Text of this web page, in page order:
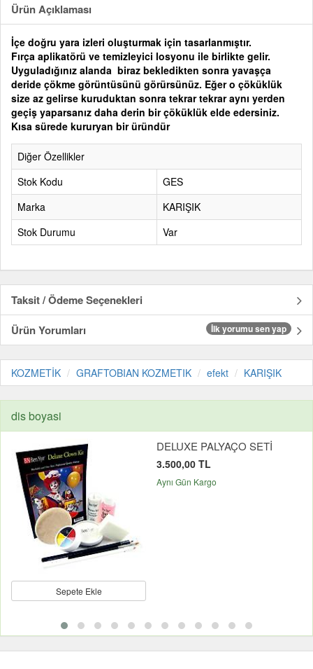
Ürün Açıklaması
İçe doğru yara izleri oluşturmak için tasarlanmıştır.
Fırça aplikatörü ve temizleyici losyonu ile birlikte gelir.
Uyguladığınız alanda biraz bekledikten sonra yavaşça
deride çökme görüntüsünü görürsünüz. Eğer o çöküklük
size az gelirse kuruduktan sonra tekrar tekrar aynı yerden
geçiş yaparsanız daha derin bir çöküklük elde edersiniz.
Kısa sürede kururyan bir üründür
Diğer Özellikler
Stok Kodu
GES
Marka
KARIŞIK
Stok Durumu
Var
Taksit / Ödeme Seçenekleri
Ürün Yorumları
İlk yorumu sen yap
KOZMETİK GRAFTOBIAN KOZMETIK efekt KARIŞIK
dis boyasi
Sepete Ekle
DELUXE PALYAÇO SETİ
3.500,00 TL
Aynı Gün Kargo